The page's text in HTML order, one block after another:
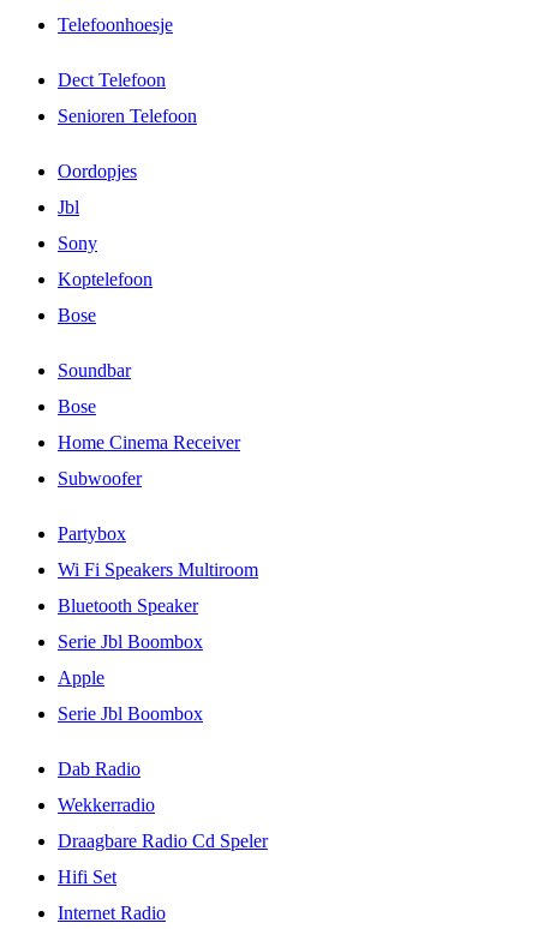
Telefoonhoesje
Dect Telefoon
Senioren Telefoon
Oordopjes
Jbl
Sony
Koptelefoon
Bose
Soundbar
Bose
Home Cinema Receiver
Subwoofer
Partybox
Wi Fi Speakers Multiroom
Bluetooth Speaker
Serie Jbl Boombox
Apple
Serie Jbl Boombox
Dab Radio
Wekkerradio
Draagbare Radio Cd Speler
Hifi Set
Internet Radio